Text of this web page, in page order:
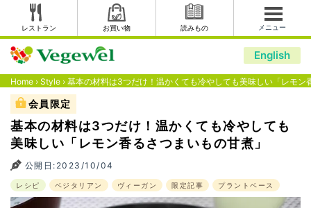
レストラン お買い物 読みもの メニュー
English
Home › Style › 基本の材料は3つだけ！温かくても冷やしても美味しい「レモン
会員限定
基本の材料は3つだけ！温かくても冷やしても
美味しい「レモン香るさつまいもの甘煮」
公開日:2023/10/04
レシピ ベジタリアン ヴィーガン 限定記事 プラントベース